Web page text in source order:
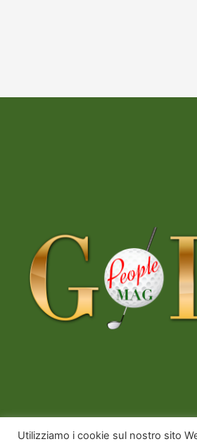
Copyright © 2026
Utilizziamo i cookie sul nostro sito